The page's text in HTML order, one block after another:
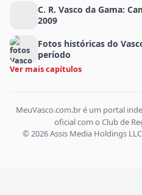
C. R. Vasco da Gama:
2009
Fotos históricas do
período
Ver mais capítulos
MeuVasco.com.br é um portal
oficial com o Club de
© 2026 Assis Media Holdings